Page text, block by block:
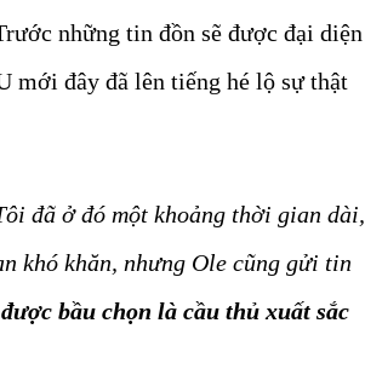
những tin đồn sẽ được đại diện
mới đây đã lên tiếng hé lộ sự thật
đã ở đó một khoảng thời gian dài,
khó khăn, nhưng Ole cũng gửi tin
bầu chọn là cầu thủ xuất sắc